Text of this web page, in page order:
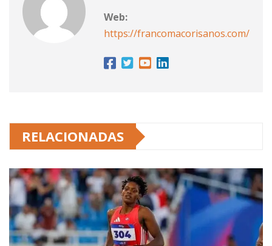
Web:
https://francomacorisanos.com/
RELACIONADAS